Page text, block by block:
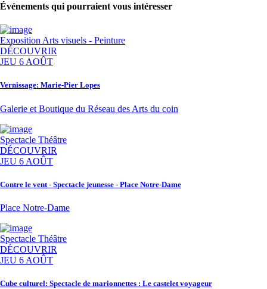
Événements qui pourraient vous intéresser
Exposition Arts visuels - Peinture
DÉCOUVRIR
JEU 6 AOÛT
Vernissage: Marie-Pier Lopes
Galerie et Boutique du Réseau des Arts du coin
Spectacle Théâtre
DÉCOUVRIR
JEU 6 AOÛT
Contre le vent - Spectacle jeunesse - Place Notre-Dame
Place Notre-Dame
Spectacle Théâtre
DÉCOUVRIR
JEU 6 AOÛT
Cube culturel: Spectacle de marionnettes : Le castelet voyageur